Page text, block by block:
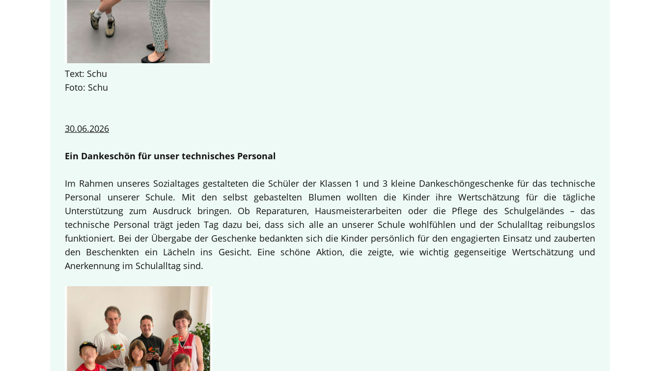
Text: Schu
Foto: Schu
30.06.2026
Ein Dankeschön für unser technisches Personal
Im Rahmen unseres Sozialtages gestalteten die Schüler der Klassen 1 und 3 kleine Dankeschöngeschenke für das technische
Personal unserer Schule. Mit den selbst gebastelten Blumen wollten die Kinder ihre Wertschätzung für die tägliche
Unterstützung zum Ausdruck bringen. Ob Reparaturen, Hausmeisterarbeiten oder die Pflege des Schulgeländes – das
technische Personal trägt jeden Tag dazu bei, dass sich alle an unserer Schule wohlfühlen und der Schulalltag reibungslos
funktioniert. Bei der Übergabe der Geschenke bedankten sich die Kinder persönlich für den engagierten Einsatz und zauberten
den Beschenkten ein Lächeln ins Gesicht. Eine schöne Aktion, die zeigte, wie wichtig gegenseitige Wertschätzung und
Anerkennung im Schulalltag sind.